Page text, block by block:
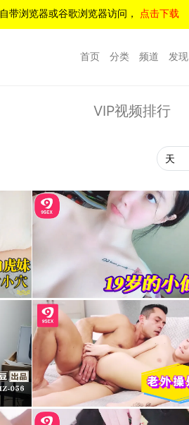
带浏览器或谷歌浏览器访问， 点击下载
首页 分类 频道 发现
VIP视频排行
天